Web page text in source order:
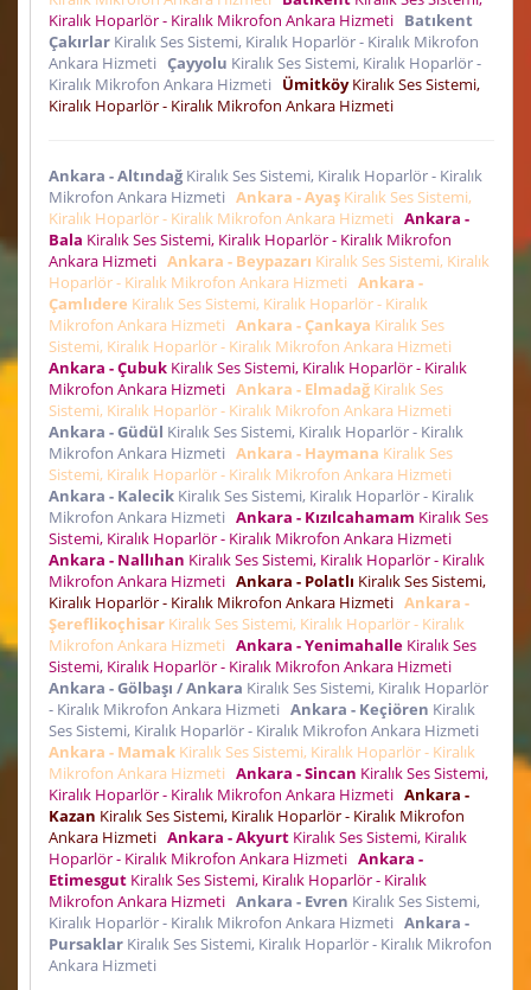
Kiralık Hoparlör - Kiralık Mikrofon Ankara Hizmeti Batıkent
Çakırlar Kiralık Ses Sistemi, Kiralık Hoparlör - Kiralık Mikrofon
Ankara Hizmeti Çayyolu Kiralık Ses Sistemi, Kiralık Hoparlör -
Kiralık Mikrofon Ankara Hizmeti
ÜmitköyKiralık Ses Sistemi,
Kiralık Hoparlör - Kiralık Mikrofon Ankara Hizmeti
Ankara - AltındağKiralık Ses Sistemi, Kiralık Hoparlör - Kiralık
Mikrofon Ankara Hizmeti Ankara - Ayaş Kiralık Ses Sistemi,
Kiralık Hoparlör - Kiralık Mikrofon Ankara Hizmeti Ankara -
Bala Kiralık Ses Sistemi, Kiralık Hoparlör - Kiralık Mikrofon
Ankara Hizmeti Ankara - Beypazarı Kiralık Ses Sistemi, Kiralık
Hoparlör - Kiralık Mikrofon Ankara Hizmeti Ankara -
Çamlıdere Kiralık Ses Sistemi, Kiralık Hoparlör - Kiralık
Mikrofon Ankara Hizmeti Ankara - Çankaya Kiralık Ses
Sistemi, Kiralık Hoparlör - Kiralık Mikrofon Ankara Hizmeti
Ankara - Çubuk Kiralık Ses Sistemi, Kiralık Hoparlör - Kiralık
Mikrofon Ankara Hizmeti Ankara - Elmadağ Kiralık Ses
Sistemi, Kiralık Hoparlör - Kiralık Mikrofon Ankara Hizmeti
Ankara - Güdül Kiralık Ses Sistemi, Kiralık Hoparlör - Kiralık
Mikrofon Ankara Hizmeti Ankara - Haymana Kiralık Ses
Sistemi, Kiralık Hoparlör - Kiralık Mikrofon Ankara Hizmeti
Ankara - Kalecik Kiralık Ses Sistemi, Kiralık Hoparlör - Kiralık
Mikrofon Ankara Hizmeti Ankara - Kızılcahamam Kiralık Ses
Sistemi, Kiralık Hoparlör - Kiralık Mikrofon Ankara Hizmeti
Ankara - Nallıhan Kiralık Ses Sistemi, Kiralık Hoparlör - Kiralık
Mikrofon Ankara Hizmeti Ankara - Polatlı Kiralık Ses Sistemi,
Kiralık Hoparlör - Kiralık Mikrofon Ankara Hizmeti Ankara -
Şereflikoçhisar Kiralık Ses Sistemi, Kiralık Hoparlör - Kiralık
Mikrofon Ankara Hizmeti Ankara - Yenimahalle Kiralık Ses
Sistemi, Kiralık Hoparlör - Kiralık Mikrofon Ankara Hizmeti
Ankara - Gölbaşı / Ankara Kiralık Ses Sistemi, Kiralık Hoparlör
- Kiralık Mikrofon Ankara Hizmeti Ankara - Keçiören Kiralık
Ses Sistemi, Kiralık Hoparlör - Kiralık Mikrofon Ankara Hizmeti
Ankara - Mamak Kiralık Ses Sistemi, Kiralık Hoparlör - Kiralık
Mikrofon Ankara Hizmeti Ankara - Sincan Kiralık Ses Sistemi,
Kiralık Hoparlör - Kiralık Mikrofon Ankara Hizmeti Ankara -
Kazan Kiralık Ses Sistemi, Kiralık Hoparlör - Kiralık Mikrofon
Ankara Hizmeti Ankara - Akyurt Kiralık Ses Sistemi, Kiralık
Hoparlör - Kiralık Mikrofon Ankara Hizmeti Ankara -
Etimesgut Kiralık Ses Sistemi, Kiralık Hoparlör - Kiralık
Mikrofon Ankara Hizmeti Ankara - Evren Kiralık Ses Sistemi,
Kiralık Hoparlör - Kiralık Mikrofon Ankara Hizmeti Ankara -
Pursaklar Kiralık Ses Sistemi, Kiralık Hoparlör - Kiralık Mikrofon
Ankara Hizmeti